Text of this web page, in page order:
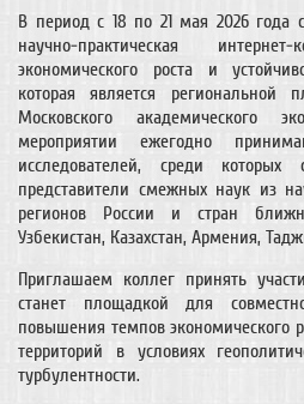
В период с 18 по 21 мая 2026 года
научно-практическая
экономического роста и
которая является региональной
Московского академического
мероприятии ежегодно
исследователей, среди
представители смежных наук из
регионов России и стран
Узбекистан, Казахстан, Армения,
Приглашаем коллег принять
станет площадкой для
повышения темпов экономического
территорий в условиях
турбулентности.